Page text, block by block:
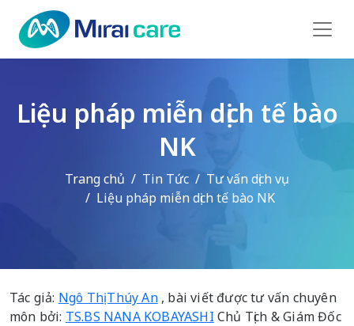
Liệu pháp miễn dịch tế bào
NK
Trang chủ Tin Tức
Tư vấn dịch vụ
Liệu pháp miễn dịch tế bào NK
Tác giả: Ngô Thị Thúy An, bài viết được tư vấn chuyên
môn bởi: TS.BS NANA KOBAYASHI Chủ Tịch & Giám Đốc